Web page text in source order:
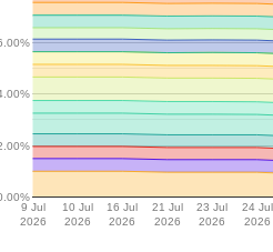
9 Jul
2026
10 Jul
2026
16 Jul
2026
21 Jul
2026
23 Jul
2026
24 Jul
2026